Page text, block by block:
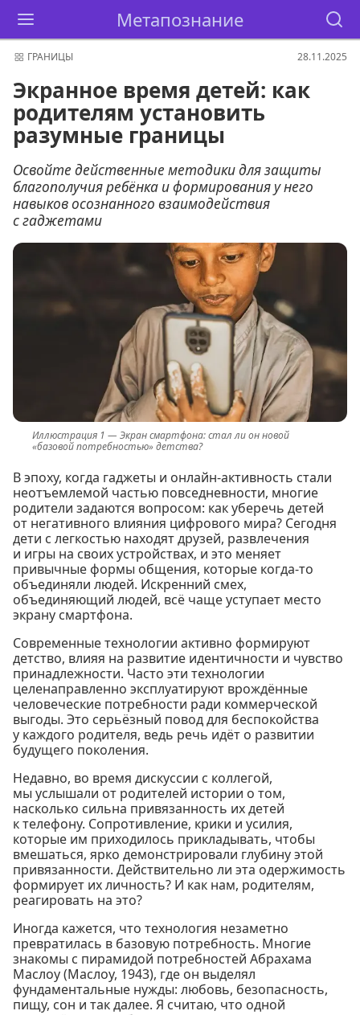
Метапознание
ГРАНИЦЫ 28.11.2025
Экранное время детей: как
родителям установить
разумные границы
Освойте действенные методики для защиты
благополучия ребёнка и формирования у него
навыков осознанного взаимодействия
с гаджетами
Экран смартфона: стал ли он новой
«базовой потребностью» детства?
В эпоху, когда гаджеты и онлайн-активность стали
неотъемлемой частью повседневности, многие
родители задаются вопросом: как уберечь детей
от негативного влияния цифрового мира? Сегодня
дети с легкостью находят друзей, развлечения
и игры на своих устройствах, и это меняет
привычные формы общения, которые когда-то
объединяли людей. Искренний смех,
объединяющий людей, всё чаще уступает место
экрану смартфона.
Современные технологии активно формируют
детство, влияя на развитие идентичности и чувство
принадлежности. Часто эти технологии
целенаправленно эксплуатируют врождённые
человеческие потребности ради коммерческой
выгоды. Это серьёзный повод для беспокойства
у каждого родителя, ведь речь идёт о развитии
будущего поколения.
Недавно, во время дискуссии с коллегой,
мы услышали от родителей истории о том,
насколько сильна привязанность их детей
к телефону. Сопротивление, крики и усилия,
которые им приходилось прикладывать, чтобы
вмешаться, ярко демонстрировали глубину этой
привязанности. Действительно ли эта одержимость
формирует их личность? И как нам, родителям,
реагировать на это?
Иногда кажется, что технология незаметно
превратилась в базовую потребность. Многие
знакомы с пирамидой потребностей Абрахама
Маслоу (Маслоу, 1943), где он выделял
фундаментальные нужды: любовь, безопасность,
пищу, сон и так далее. Я считаю, что одной